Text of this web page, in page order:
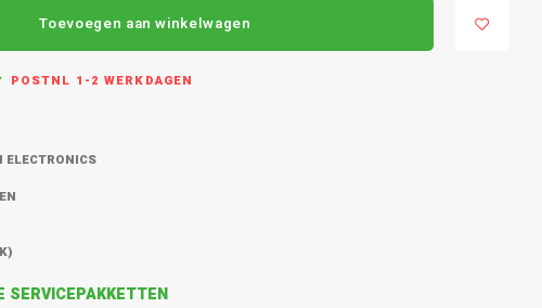
Toevoegen aan winkelwagen
POSTNL 1-2 WERKDAGEN
ELECTRONICS
SERVICEPAKKETTEN